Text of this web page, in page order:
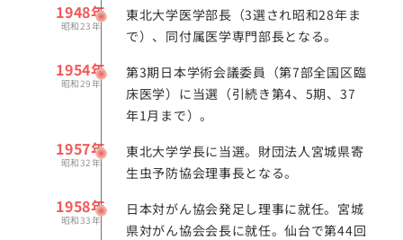
1948年
昭和23年
東北大学医学部長（3選され昭和28年ま
で）、同付属医学専門部長となる。
1954年
昭和29年
第3期日本学術会議委員（第7部全国区臨
床医学）に当選（引続き第4、5期、37
年1月まで）。
1957年
昭和32年
東北大学学長に当選。財団法人宮城県寄
生虫予防協会理事長となる。
1958年
昭和33年
日本対がん協会発足し理事に就任。宮城
県対がん協会会長に就任。仙台で第44回